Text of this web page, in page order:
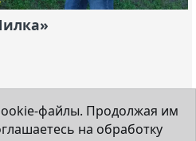
файлы. Продолжая им
на обработку